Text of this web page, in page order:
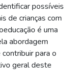
possíveis
de crianças com
é uma
abordagem
para o
geral deste